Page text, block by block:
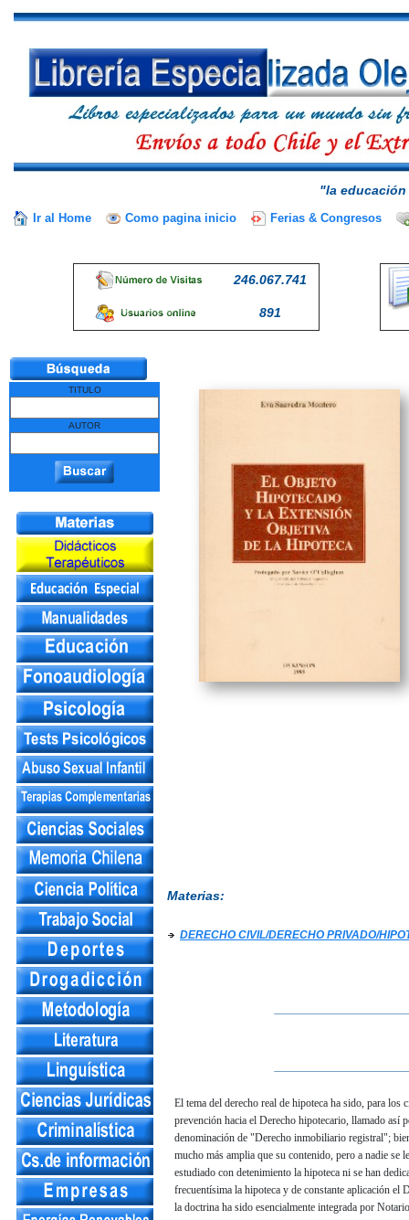
"la
Ir al Home Como pagina inicio Ferias & Congresos
246.067.741
891
TITULO
AUTOR
Materias:
DERECHO CIVIL/DERECHO PRIVADO/
El tema del derecho real de hipoteca ha sido, para
prevención hacia el Derecho hipotecario, llamado así
denominación de "Derecho inmobiliario registral";
mucho más amplia que su contenido, pero a nadie
estudiado con detenimiento la hipoteca ni se han
frecuentísima la hipoteca y de constante aplicación el
la doctrina ha sido esencialmente integrada por